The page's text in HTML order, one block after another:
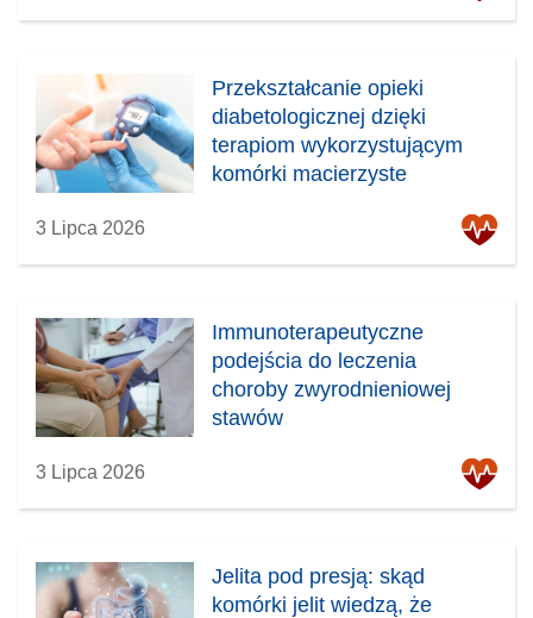
Przekształcanie opieki
diabetologicznej dzięki
terapiom wykorzystującym
komórki macierzyste
3 Lipca 2026
Immunoterapeutyczne
podejścia do leczenia
choroby zwyrodnieniowej
stawów
3 Lipca 2026
Jelita pod presją: skąd
komórki jelit wiedzą, że